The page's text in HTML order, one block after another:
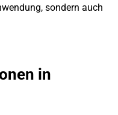
sondern auch
in